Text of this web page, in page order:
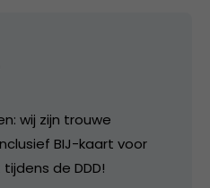
wij zijn trouwe
BIJ-kaart voor
de DDD!